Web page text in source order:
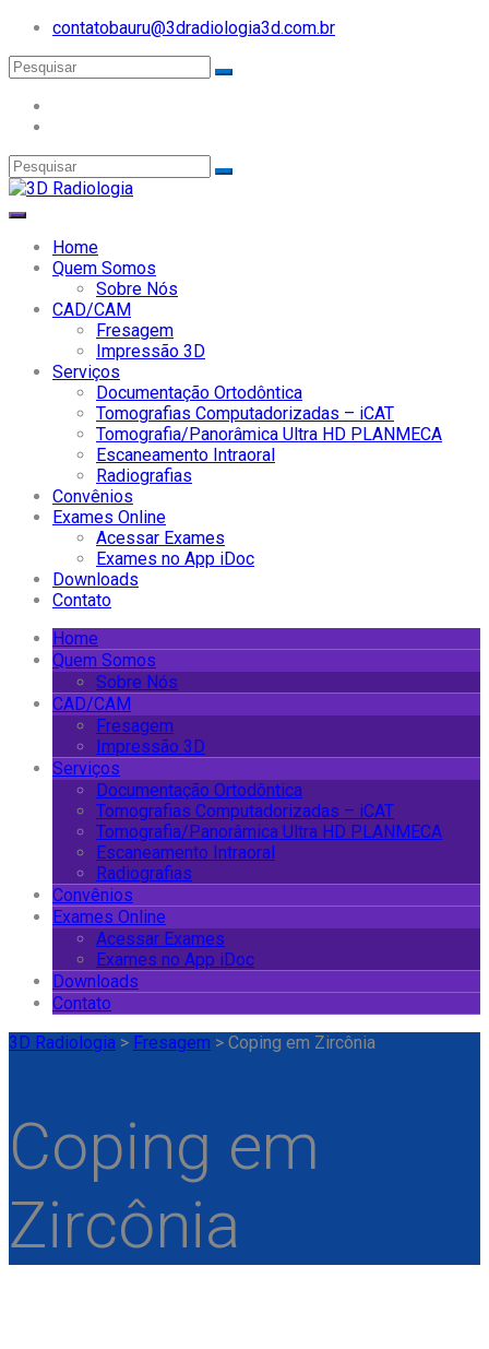
contatobauru@3dradiologia3d.com.br
Home
Quem Somos
Sobre Nós
CAD/CAM
Fresagem
Impressão 3D
Serviços
Documentação Ortodôntica
Tomografias Computadorizadas – iCAT
Tomografia/Panorâmica Ultra HD PLANMECA
Escaneamento Intraoral
Radiografias
Convênios
Exames Online
Acessar Exames
Exames no App iDoc
Downloads
Contato
Home
Quem Somos
Sobre Nós
CAD/CAM
Fresagem
Impressão 3D
Serviços
Documentação Ortodôntica
Tomografias Computadorizadas – iCAT
Tomografia/Panorâmica Ultra HD PLANMECA
Escaneamento Intraoral
Radiografias
Convênios
Exames Online
Acessar Exames
Exames no App iDoc
Downloads
Contato
3D Radiologia > Fresagem > Coping em Zircônia
Coping em
Zircônia